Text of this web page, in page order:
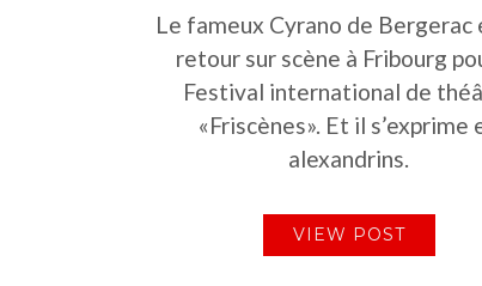
Le fameux Cyrano de Bergerac
retour sur scène à Fribourg
Festival international de
«Friscènes». Et il s’exprime
alexandrins.
VIEW POST